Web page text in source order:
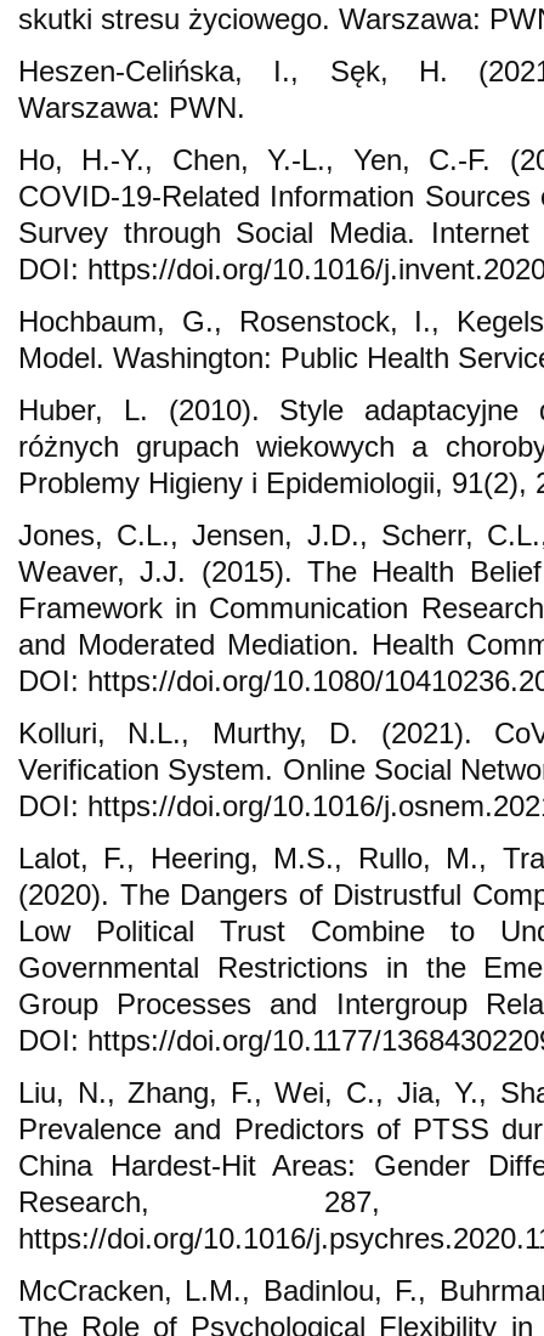
skutki stresu życiowego. Warszawa:
Heszen-Celińska, I., Sęk, H.
Warszawa: PWN.
Ho, H.-Y., Chen, Y.-L., Yen, C.-F.
COVID-19-Related Information
Survey through Social Media.
DOI: https://doi.org/10.1016/
Hochbaum, G., Rosenstock, I.,
Model. Washington: Public Health
Huber, L. (2010). Style adaptacyjne
różnych grupach wiekowych a
Problemy Higieny i Epidemiologii, 91(2),
Jones, C.L., Jensen, J.D., Scherr,
Weaver, J.J. (2015). The Health
Framework in Communication
and Moderated Mediation. Health
DOI: https://doi.org/10.1080/
Kolluri, N.L., Murthy, D. (2021).
Verification System. Online Social
DOI: https://doi.org/10.1016/
Lalot, F., Heering, M.S., Rullo, M.,
(2020). The Dangers of Distrustful
Low Political Trust Combine to
Governmental Restrictions in the
Group Processes and Intergroup
DOI: https://doi.org/10.1177/
Liu, N., Zhang, F., Wei, C., Jia, Y.,
Prevalence and Predictors of PTSS
China Hardest-Hit Areas: Gender
Research, 287,
https://doi.org/10.1016/
McCracken, L.M., Badinlou, F.,
The Role of Psychological Flexibility